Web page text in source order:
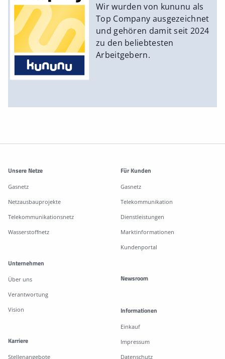
Wir wurden von kununu als
Top Company ausgezeichnet
und gehören damit seit 2024
zu den beliebtesten
Arbeitgebern.
Weitere Informationen
Unsere Netze
Gasnetz
Netzausbauprojekte
Telekommunikationsnetz
Wasserstoffnetz
Für Kunden
Gasnetz
Telekommunikation
Dienstleistungen
Marktinformationen
Kundenportal
Unternehmen
Über uns
Verantwortung
Vision
Karriere
Stellenangebote
Newsroom
Informationen
Einkauf
Impressum
Datenschutz